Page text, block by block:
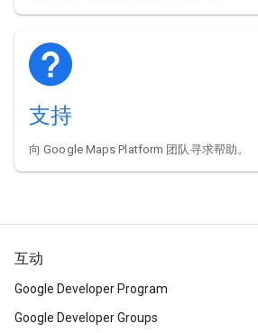
支持
向 Google Maps Platform 团队寻求帮助。
互动
Google Developer Program
Google Developer Groups